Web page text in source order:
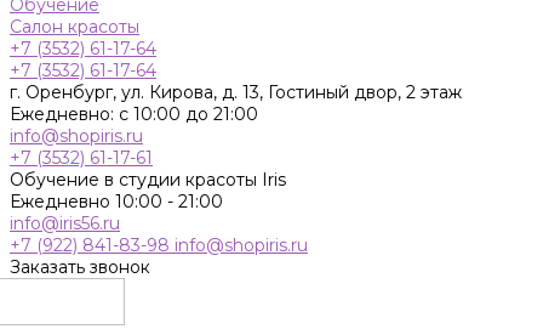
Обучение
Салон красоты
+7 (3532) 61-17-64
+7 (3532) 61-17-64
г. Оренбург, ул. Кирова, д. 13, Гостиный двор, 2 этаж
Ежедневно: с 10:00 до 21:00
info@shopiris.ru
+7 (3532) 61-17-61
Обучение в студии красоты Iris
Ежедневно 10:00 - 21:00
info@iris56.ru
+7 (922) 841-83-98 info@shopiris.ru
Заказать звонок